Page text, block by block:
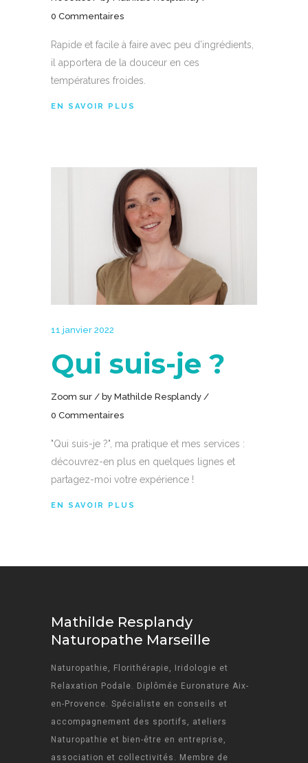
0 Commentaires
Rapide et facile à faire avec peu d’ingrédients,
il apportera de la douceur en ces
températures froides.
EN SAVOIR PLUS
11 janvier 2022
Qui suis-je ?
Zoom sur by Mathilde Resplandy
0 Commentaires
"Qui suis-je ?", ma pratique et mes services :
découvrez-en plus en quelques lignes et
partagez-moi votre expérience !
EN SAVOIR PLUS
Mathilde Resplandy
Naturopathe Marseille
Naturopathie, Florithérapie, Iridologie et
Relaxation Podale. Diplômée Euronature Aix-
en-Provence. Spécialiste en conseils et
accompagnement des sportifs, ateliers
Naturopathie et bien-être en entreprise,
association et collectivités. Membre de